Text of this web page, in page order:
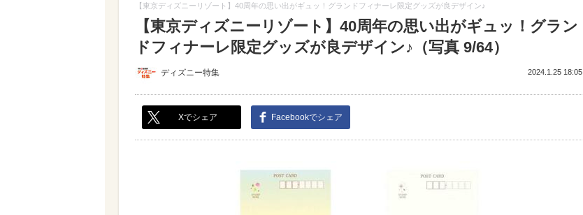
【東京ディズニーリゾート】40周年の思い出がギュッ！グランドフィナーレ限定グッズが良デザイン♪
【東京ディズニーリゾート】40周年の思い出がギュッ！グラン
ドフィナーレ限定グッズが良デザイン♪（写真 9/64）
ディズニー特集 2024.1.25 18:05
Xでシェア Facebookでシェア